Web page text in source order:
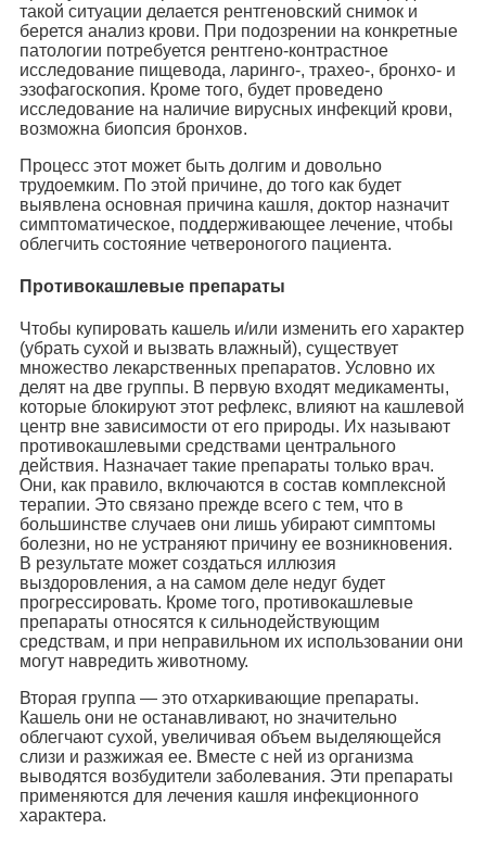
такой ситуации делается рентгеновский снимок и
берется анализ крови. При подозрении на конкретные
патологии потребуется рентгено-контрастное
исследование пищевода, ларинго-, трахео-, бронхо- и
эзофагоскопия. Кроме того, будет проведено
исследование на наличие вирусных инфекций крови,
возможна биопсия бронхов.
Процесс этот может быть долгим и довольно
трудоемким. По этой причине, до того как будет
выявлена основная причина кашля, доктор назначит
симптоматическое, поддерживающее лечение, чтобы
облегчить состояние четвероногого пациента.
Противокашлевые препараты
Чтобы купировать кашель и/или изменить его характер
(убрать сухой и вызвать влажный), существует
множество лекарственных препаратов. Условно их
делят на две группы. В первую входят медикаменты,
которые блокируют этот рефлекс, влияют на кашлевой
центр вне зависимости от его природы. Их называют
противокашлевыми средствами центрального
действия. Назначает такие препараты только врач.
Они, как правило, включаются в состав комплексной
терапии. Это связано прежде всего с тем, что в
большинстве случаев они лишь убирают симптомы
болезни, но не устраняют причину ее возникновения.
В результате может создаться иллюзия
выздоровления, а на самом деле недуг будет
прогрессировать. Кроме того, противокашлевые
препараты относятся к сильнодействующим
средствам, и при неправильном их использовании они
могут навредить животному.
Вторая группа — это отхаркивающие препараты.
Кашель они не останавливают, но значительно
облегчают сухой, увеличивая объем выделяющейся
слизи и разжижая ее. Вместе с ней из организма
выводятся возбудители заболевания. Эти препараты
применяются для лечения кашля инфекционного
характера.